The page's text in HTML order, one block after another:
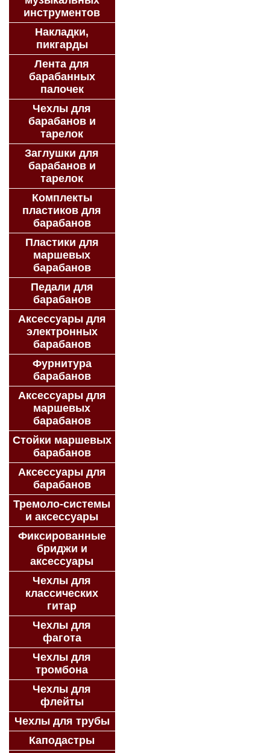
инструментов
Накладки,
пикгарды
Лента для
барабанных
палочек
Чехлы для
барабанов и
тарелок
Заглушки для
барабанов и
тарелок
Комплекты
пластиков для
барабанов
Пластики для
маршевых
барабанов
Педали для
барабанов
Аксессуары для
электронных
барабанов
Фурнитура
барабанов
Аксессуары для
маршевых
барабанов
Стойки маршевых
барабанов
Аксессуары для
барабанов
Тремоло-системы
и аксессуары
Фиксированные
бриджи и
аксессуары
Чехлы для
классических
гитар
Чехлы для
фагота
Чехлы для
тромбона
Чехлы для
флейты
Чехлы для трубы
Каподастры